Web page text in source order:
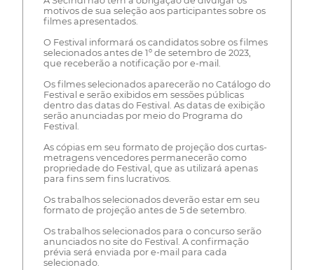
motivos de sua seleção aos participantes sobre os
filmes apresentados.
O Festival informará os candidatos sobre os filmes
selecionados antes de 1º de setembro de 2023,
que receberão a notificação por e-mail.
Os filmes selecionados aparecerão no Catálogo do
Festival e serão exibidos em sessões públicas
dentro das datas do Festival. As datas de exibição
serão anunciadas por meio do Programa do
Festival.
As cópias em seu formato de projeção dos curtas-
metragens vencedores permanecerão como
propriedade do Festival, que as utilizará apenas
para fins sem fins lucrativos.
Os trabalhos selecionados deverão estar em seu
formato de projeção antes de 5 de setembro.
Os trabalhos selecionados para o concurso serão
anunciados no site do Festival. A confirmação
prévia será enviada por e-mail para cada
selecionado.